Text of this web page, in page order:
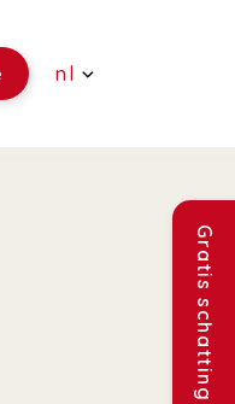
nl
Gratis schatting